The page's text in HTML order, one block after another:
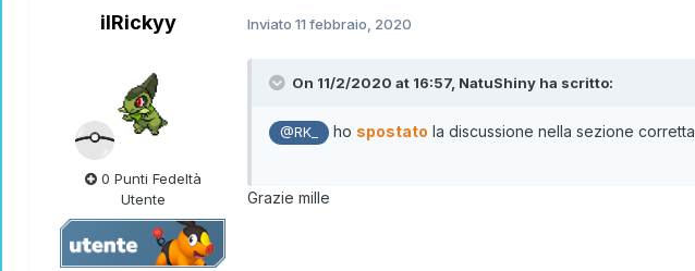
ilRickyy
0 Punti Fedeltà
Utente
Inviato 11 febbraio, 2020
On 11/2/2020 at 16:57, NatuShiny ha scritto:
@RK_ ho spostato la discussione nella sezione corretta
Grazie mille